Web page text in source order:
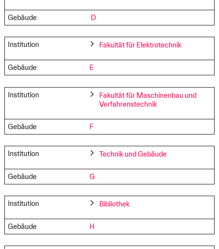
Gebäude D
Institution Fakultät für Elektrotechnik
Gebäude E
Institution
Fakultät für Maschinenbau und
Verfahrenstechnik
Gebäude F
Institution Technik und Gebäude
Gebäude G
Institution Bibliothek
Gebäude H